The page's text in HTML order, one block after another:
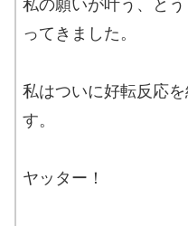
私の願いが叶う、と
ってきました。
私はついに好転反応
す。
ヤッター！